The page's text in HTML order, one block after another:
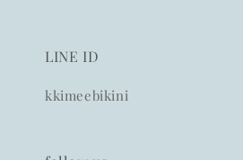
LINE ID
kkimeebikini